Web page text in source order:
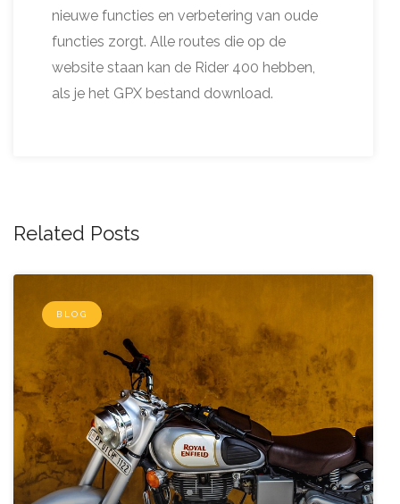
nieuwe functies en verbetering van oude
functies zorgt. Alle routes die op de
website staan kan de Rider 400 hebben,
als je het GPX bestand download.
Related Posts
BLOG